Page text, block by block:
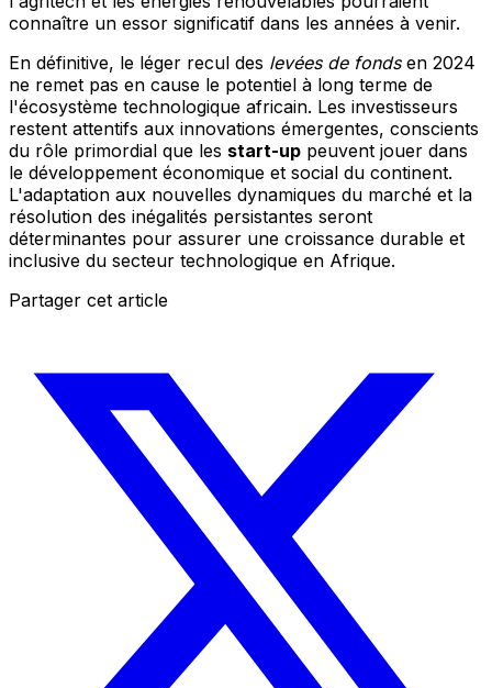
connaître un essor significatif dans les années à venir.
En définitive, le léger recul des levées de fondsen 2024
ne remet pas en cause le potentiel à long terme de
l'écosystème technologique africain. Les investisseurs
restent attentifs aux innovations émergentes, conscients
du rôle primordial que les start-up peuvent jouer dans
le développement économique et social du continent.
L'adaptation aux nouvelles dynamiques du marché et la
résolution des inégalités persistantes seront
déterminantes pour assurer une croissance durable et
inclusive du secteur technologique en Afrique.
Partager cet article